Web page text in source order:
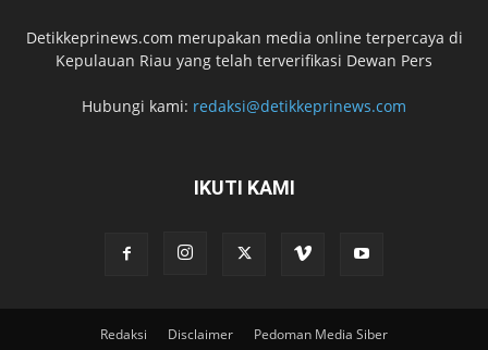
Detikkeprinews.com merupakan media online terpercaya di
Kepulauan Riau yang telah terverifikasi Dewan Pers
Hubungi kami: redaksi@detikkeprinews.com
IKUTI KAMI
Redaksi Disclaimer Pedoman Media Siber